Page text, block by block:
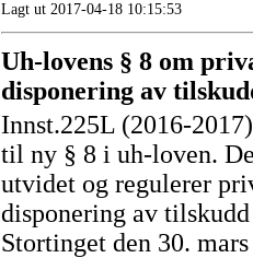
Lagt ut 2017-04-18 10:15:53
Uh-lovens § 8 om
disponering av
Innst.225L (2016-
til ny § 8 i uh-loven.
utvidet og regulerer
disponering av
Stortinget den 30.